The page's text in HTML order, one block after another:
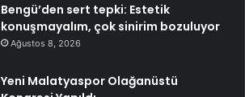
Bengü’den sert tepki: Estetik
konuşmayalım, çok sinirim bozuluyor
Ağustos 8, 2026
Yeni Malatyaspor Olağanüstü